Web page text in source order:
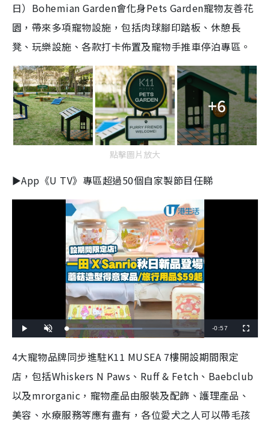
日）Bohemian Garden會化身Pets Garden寵物友善花
園，帶來多項寵物設施，包括肉球腳印踏板、休憩長
凳、玩樂設施、各款打卡佈置及寵物手推車停泊專區。
+6
點擊圖片放大
►App《U TV》專區超過50個自家製節目任睇
l
n
t
e
L
o
e
d
5
8
4
R
i
n
-0:57
u
s
c
e
e
4大寵物品牌同步進駐K11 MUSEA 7樓開設期間限定
店，包括Whiskers N Paws、Ruff & Fetch、Baebclub
以及mrorganic，寵物產品由服裝及配飾、護理產品、
美容、水療服務等應有盡有，各位愛犬之人可以帶毛孩